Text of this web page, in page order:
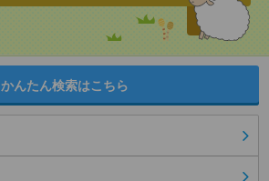
かんたん検索はこちら